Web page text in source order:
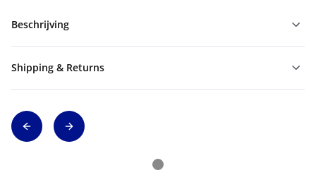
Beschrijving
Shipping & Returns